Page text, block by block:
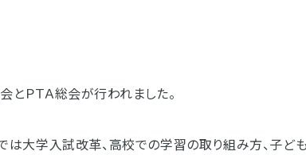
とＰＴＡ総会が行われました。
大学入試改革、高校での学習の取り組み方、子ど